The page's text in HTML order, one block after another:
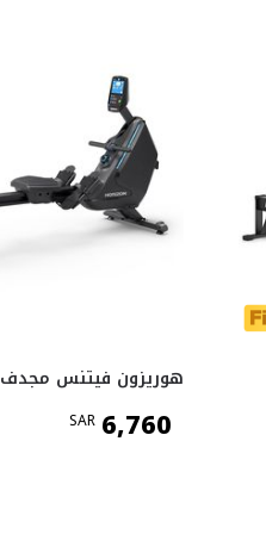
هوريزون فيتنس مجدف
SAR 6,760